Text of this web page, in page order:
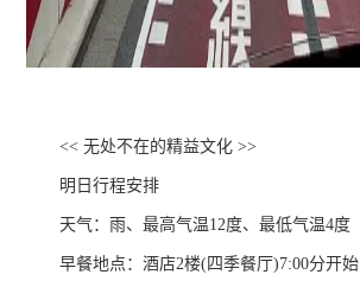
<< 无处不在的精益文化 >>
明日行程安排
天气：雨、最高气温12度、最低气温4度
早餐地点：酒店2楼(四季餐厅)7:00分开始